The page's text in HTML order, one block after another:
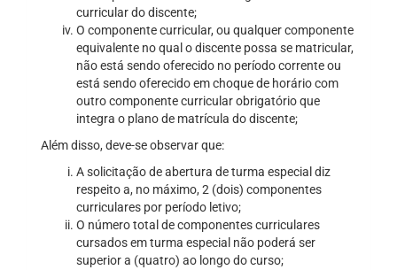
curricular do discente;
O componente curricular, ou qualquer componente
equivalente no qual o discente possa se matricular,
não está sendo oferecido no período corrente ou
está sendo oferecido em choque de horário com
outro componente curricular obrigatório que
integra o plano de matrícula do discente;
Além disso, deve-se observar que:
A solicitação de abertura de turma especial diz
respeito a, no máximo, 2 (dois) componentes
curriculares por período letivo;
O número total de componentes curriculares
cursados em turma especial não poderá ser
superior a (quatro) ao longo do curso;